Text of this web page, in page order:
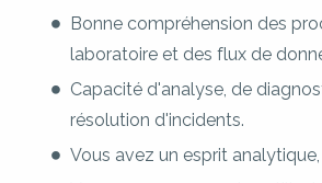
Bonne compréhension des
laboratoire et des flux de
Capacité d'analyse, de
résolution d'incidents.
Vous avez un esprit